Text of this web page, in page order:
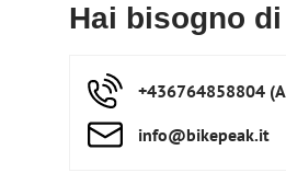
Hai bisogno
+436764858804
info​@bikepeak​.it